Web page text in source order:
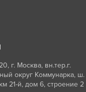
г. Москва, вн.тер.г.
округ Коммунарка, ш.
21-й, дом 6, строение 2